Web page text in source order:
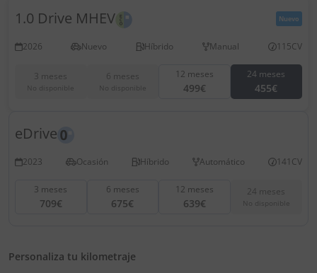
1.0 Drive MHEV Nuevo
2026 Nuevo Híbrido Manual 115CV
3 meses
No disponible
6 meses
No disponible
12 meses
499€
24 meses
455€
eDrive
2023 Ocasión Híbrido Automático 141CV
3 meses
709€
6 meses
675€
12 meses
639€
24 meses
No disponible
Personaliza tu kilometraje